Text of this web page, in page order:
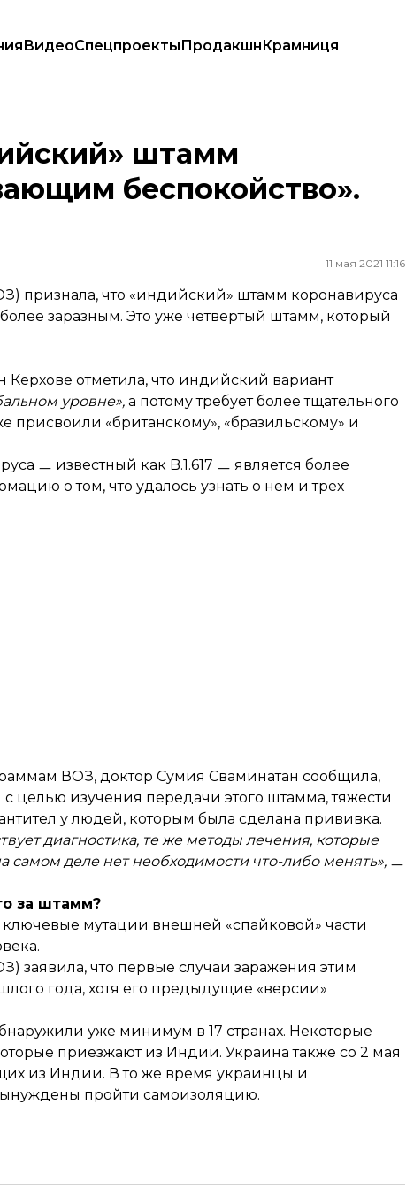
ВидеоСпецпроектыПродакшнКрамниця
беспокойство». Что это значит?
штамм
беспокойство».
11 мая 2021 11:16
признала, что «индийский» штамм коронавируса
заразным. Это уже четвертый штамм, который
отметила, что индийский вариант
уровне», а потому требует более тщательного
присвоили «британскому», «бразильскому» и
ㅡ известный как B.1.617 ㅡ является более
о том, что удалось узнать о нем и трех
ВОЗ, доктор Сумия Сваминатан сообщила,
целью изучения передачи этого штамма, тяжести
у людей, которым была сделана прививка.
диагностика, те же методы лечения, которые
самом деле нет необходимости что-либо менять», ㅡ
за штамм?
мутации внешней «спайковой» части
заявила, что первые случаи заражения этим
года, хотя его предыдущие «версии»
уже минимум в 17 странах. Некоторые
приезжают из Индии. Украина также со 2 мая
из Индии. В то же время украинцы и
пройти самоизоляцию.